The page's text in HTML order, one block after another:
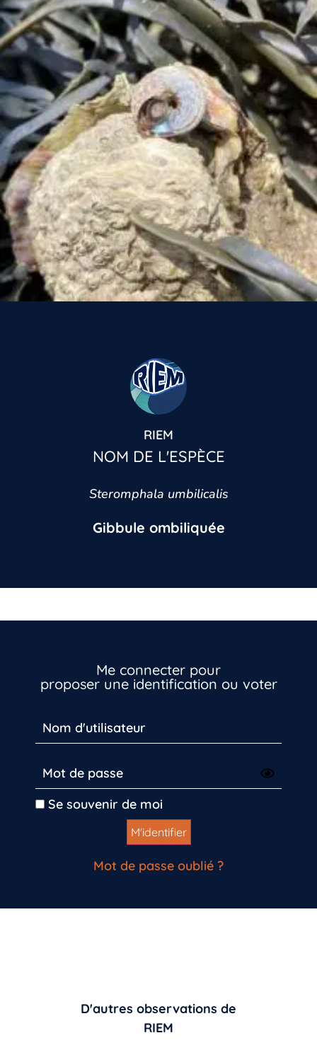
RIEM
NOM DE L'ESPÈCE
Steromphala umbilicalis
Gibbule ombiliquée
Me connecter pour
proposer une identification ou voter
Se souvenir de moi
Mot de passe oublié ?
D'autres observations de
RIEM